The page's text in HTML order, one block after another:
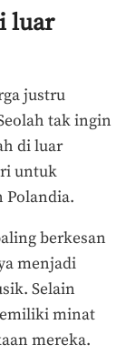
luar
justru
tak ingin
di luar
untuk
Polandia.
berkesan
menjadi
Selain
minat
mereka.